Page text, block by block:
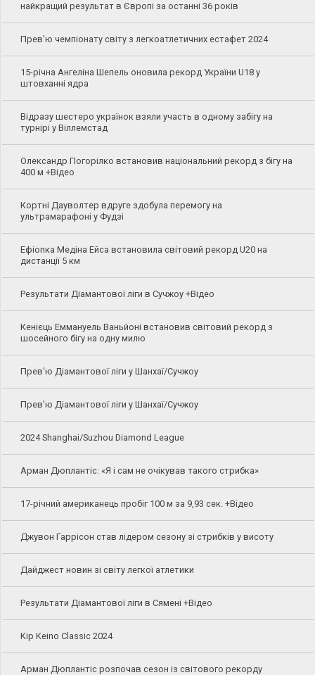
найкращий результат в Європі за останні 36 років
Прев'ю чемпіонату світу з легкоатлетичних естафет 2024
15-річна Ангеліна Шепель оновила рекорд України U18 у
штовханні ядра
Відразу шестеро українок взяли участь в одному забігу на
турнірі у Віллемстад
Олександр Погорілко встановив національний рекорд з бігу на
400 м +Відео
Кортні Дауволтер вдруге здобула перемогу на
ультрамарафоні у Фудзі
Ефіопка Медіна Ейса встановила світовий рекорд U20 на
дистанції 5 км
Результати Діамантової ліги в Сучжоу +Відео
Кенієць Еммануель Ваньйоні встановив світовий рекорд з
шосейного бігу на одну милю
Прев'ю Діамантової ліги у Шанхаї/Сучжоу
Прев'ю Діамантової ліги у Шанхаї/Сучжоу
2024 Shanghai/Suzhou Diamond League
Арман Дюплантіс: «Я і сам не очікував такого стрибка»
17-річний американець пробіг 100 м за 9,93 сек. +Відео
Джувон Гаррісон став лідером сезону зі стрибків у висоту
Дайджест новин зі світу легкої атлетики
Результати Діамантової ліги в Сямені +Відео
Kip Keino Classic 2024
Арман Дюплантіс розпочав сезон із світового рекорду